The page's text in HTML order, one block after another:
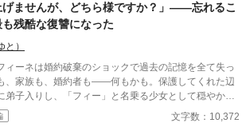
げませんが、どちら様ですか？」——忘れるこ
も残酷な復讐になった
）
ィーネは婚約破棄のショックで過去の記憶を全て失っ
、家族も、婚約者も——何もかも。保護してくれた辺
弟子入りし、「フィー」と名乗る少女として穏やかに
た。朝は薬草を摘み、昼は薬を調合し、夕方は師匠の
だが優しい青年ルカスと一緒に夕焼けを見る。
文字数：10,372